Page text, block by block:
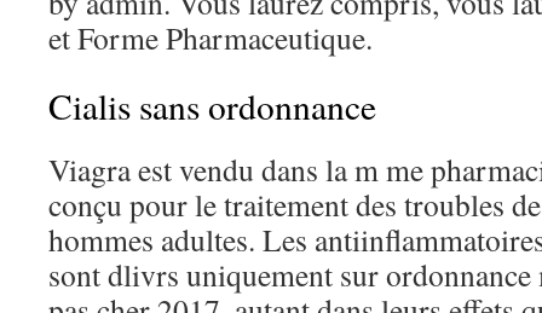
et Forme Pharmaceutique.
Cialis sans ordonnance
Viagra est vendu dans la m me
conçu pour le traitement des troubles
hommes adultes. Les
sont dlivrs uniquement sur